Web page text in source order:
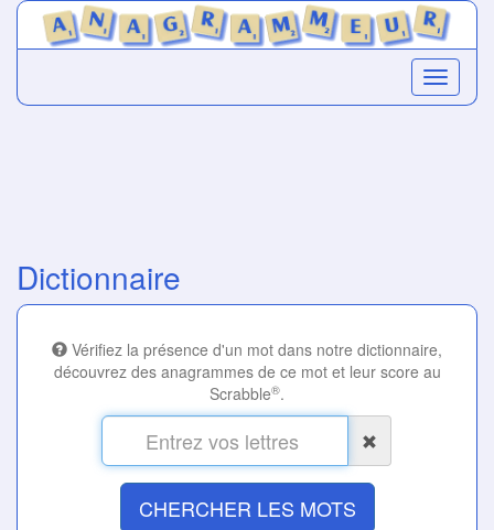
Dictionnaire
Vérifiez la présence d'un mot dans notre dictionnaire,
découvrez des anagrammes de ce mot et leur score au
Scrabble®.
CHERCHER LES MOTS